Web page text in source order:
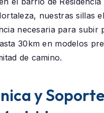
, nuestras sillas
necesaria para subir
30km en modelos
de camino.
y